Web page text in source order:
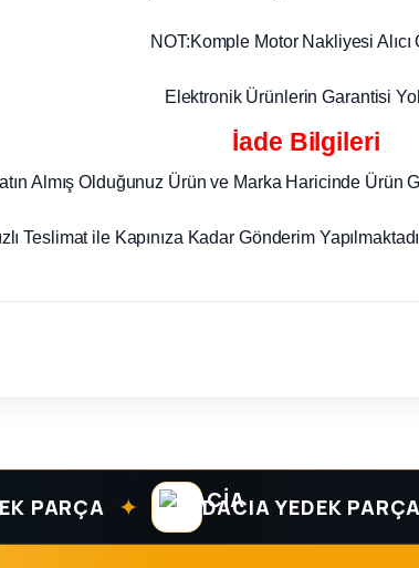
NOT:Komple Motor Nakliyesi Alıcı
Elektronik Ürünlerin Garantisi
İade Bilgileri
Almış Olduğunuz Ürün ve Marka Haricinde Ürün
Teslimat ile Kapınıza Kadar Gönderim
✦ DACIA YEDEK PARÇA ✦